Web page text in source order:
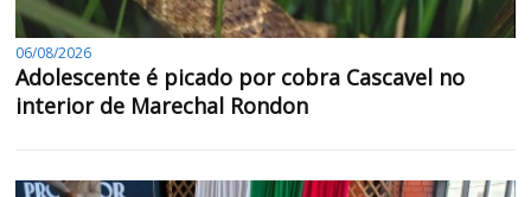
06/08/2026
Adolescente é picado por cobra Cascavel no
interior de Marechal Rondon